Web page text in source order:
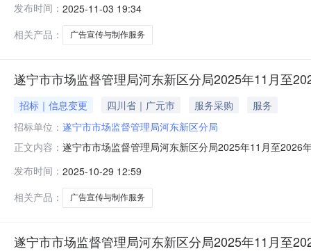
2025年11月至2026年10月广告宣传与制作服务项目成
发布时间： 2025-11-03 19:34
相关产品：
广告宣传与制作服务
遂宁市市场监督管理局河东新区分局2025年11月至
招标｜信息变更 四川省｜广元市 服务采购
服务
招标单位： 遂宁市市场监督管理局河东新区分局
正文内容： 遂宁市市场监督管理局河东新区分局2025年11月至2026
发布时间： 2025-10-29 12:59
相关产品：
广告宣传与制作服务
遂宁市市场监督管理局河东新区分局2025年11月至